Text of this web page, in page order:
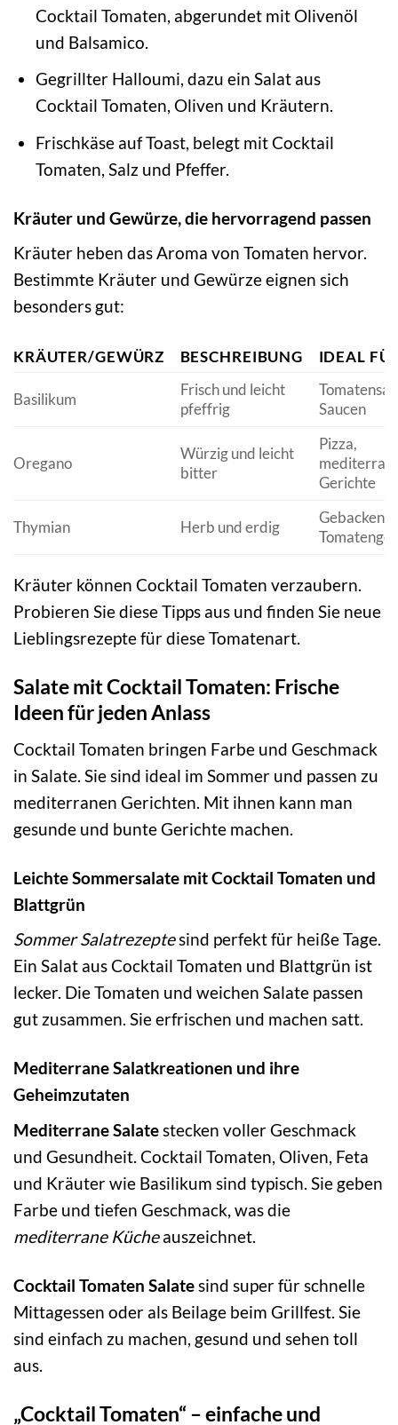
Cocktail Tomaten, abgerundet mit Olivenöl
und Balsamico.
Gegrillter Halloumi, dazu ein Salat aus
Cocktail Tomaten, Oliven und Kräutern.
Frischkäse auf Toast, belegt mit Cocktail
Tomaten, Salz und Pfeffer.
Kräuter und Gewürze, die hervorragend passen
Kräuter heben das Aroma von Tomaten hervor.
Bestimmte Kräuter und Gewürze eignen sich
besonders gut:
KRÄUTER/GEWÜRZ BESCHREIBUNG IDEAL
Basilikum
Frisch und leicht
pfeffrig
Saucen
Oregano
Würzig und leicht
bitter
Pizza,
Gerichte
Thymian Herb und erdig
Gebackene
Kräuter können Cocktail Tomaten verzaubern.
Probieren Sie diese Tipps aus und finden Sie neue
Lieblingsrezepte für diese Tomatenart.
Salate mit Cocktail Tomaten: Frische
Ideen für jeden Anlass
Cocktail Tomaten bringen Farbe und Geschmack
in Salate. Sie sind ideal im Sommer und passen zu
mediterranen Gerichten. Mit ihnen kann man
gesunde und bunte Gerichte machen.
Leichte Sommersalate mit Cocktail Tomaten und
Blattgrün
Sommer Salatrezeptesind perfekt für heiße Tage.
Ein Salat aus Cocktail Tomaten und Blattgrün ist
lecker. Die Tomaten und weichen Salate passen
gut zusammen. Sie erfrischen und machen satt.
Mediterrane Salatkreationen und ihre
Geheimzutaten
Mediterrane Salatestecken voller Geschmack
und Gesundheit. Cocktail Tomaten, Oliven, Feta
und Kräuter wie Basilikum sind typisch. Sie geben
Farbe und tiefen Geschmack, was die
mediterrane Kücheauszeichnet.
Cocktail Tomaten Salatesind super für schnelle
Mittagessen oder als Beilage beim Grillfest. Sie
sind einfach zu machen, gesund und sehen toll
aus.
„Cocktail Tomaten“ – einfache und